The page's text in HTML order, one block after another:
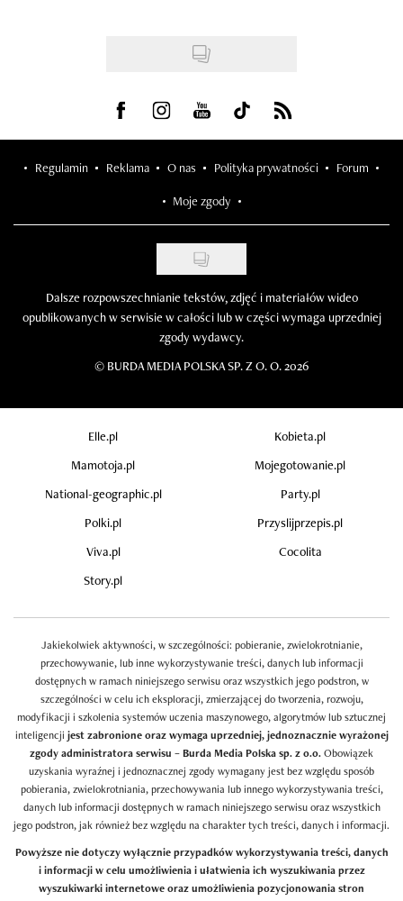
Visit us on Facebook
Visit us on Instagram
Visit us on Youtube
Visit us on Tiktok
Visit us on Rss
Regulamin Reklama O nas Polityka prywatności Forum
Moje zgody
Dalsze rozpowszechnianie tekstów, zdjęć i materiałów wideo
opublikowanych w serwisie w całości lub w części wymaga uprzedniej
zgody wydawcy.
© BURDA MEDIA POLSKA SP. Z O. O. 2026
Elle.pl
Kobieta.pl
Mamotoja.pl
Mojegotowanie.pl
National-geographic.pl
Party.pl
Polki.pl
Przyslijprzepis.pl
Viva.pl
Cocolita
Story.pl
Jakiekolwiek aktywności, w szczególności: pobieranie, zwielokrotnianie,
przechowywanie, lub inne wykorzystywanie treści, danych lub informacji
dostępnych w ramach niniejszego serwisu oraz wszystkich jego podstron, w
szczególności w celu ich eksploracji, zmierzającej do tworzenia, rozwoju,
modyfikacji i szkolenia systemów uczenia maszynowego, algorytmów lub sztucznej
inteligencji jest zabronione oraz wymaga uprzedniej, jednoznacznie wyrażonej
zgody administratora serwisu – Burda Media Polska sp. z o.o.Obowiązek
uzyskania wyraźnej i jednoznacznej zgody wymagany jest bez względu sposób
pobierania, zwielokrotniania, przechowywania lub innego wykorzystywania treści,
danych lub informacji dostępnych w ramach niniejszego serwisu oraz wszystkich
jego podstron, jak również bez względu na charakter tych treści, danych i informacji.
Powyższe nie dotyczy wyłącznie przypadków wykorzystywania treści, danych
i informacji w celu umożliwienia i ułatwienia ich wyszukiwania przez
wyszukiwarki internetowe oraz umożliwienia pozycjonowania stron